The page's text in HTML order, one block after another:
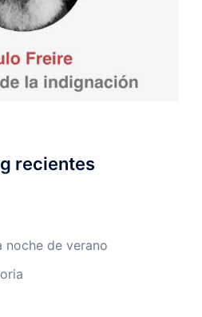
recientes
noche de verano